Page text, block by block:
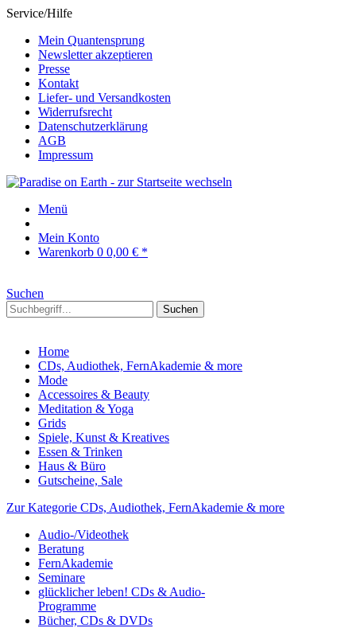
Service/Hilfe
Mein Quantensprung
Newsletter akzeptieren
Presse
Kontakt
Liefer- und Versandkosten
Widerrufsrecht
Datenschutzerklärung
AGB
Impressum
Menü
Mein Konto
Warenkorb 0 0,00 € *
Suchen
Suchen
Home
CDs, Audiothek, FernAkademie & more
Mode
Accessoires & Beauty
Meditation & Yoga
Grids
Spiele, Kunst & Kreatives
Essen & Trinken
Haus & Büro
Gutscheine, Sale
Zur Kategorie CDs, Audiothek, FernAkademie & more
Audio-/Videothek
Beratung
FernAkademie
Seminare
glücklicher leben! CDs & Audio-
Programme
Bücher, CDs & DVDs